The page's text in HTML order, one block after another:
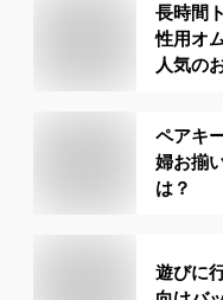
長時間
性用オ
人気の
ペアキ
婦お揃
は？
遊びに